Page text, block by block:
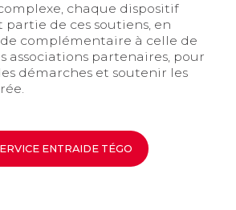
chaque dispositif
de ces soutiens, en
complémentaire à celle de
associations partenaires, pour
démarches et soutenir les
ENTRAIDE TÉGO